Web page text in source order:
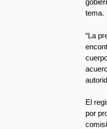
tema.
“La
El
por